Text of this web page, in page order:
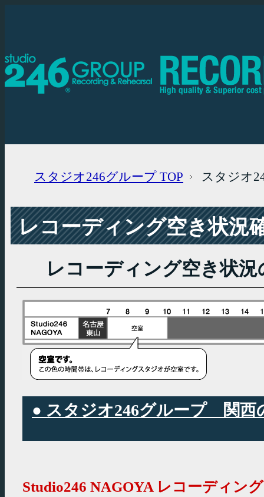
スタジオ246グループ TOP スタジオ
レコーディング空き状況
レコーディング空き状況
● スタジオ246グループ 関西
Studio246 NAGOYA レコーディン